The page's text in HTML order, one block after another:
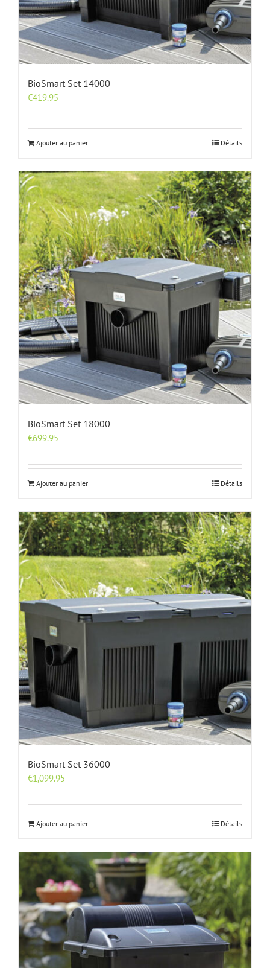
BioSmart Set 14000
€419.95
Ajouter au panier Détails
BioSmart Set 18000
€699.95
Ajouter au panier Détails
BioSmart Set 36000
€1,099.95
Ajouter au panier Détails